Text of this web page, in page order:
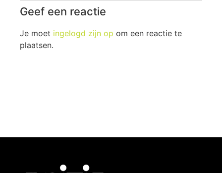
Geef een reactie
Je moet ingelogd zijn op om een reactie te
plaatsen.